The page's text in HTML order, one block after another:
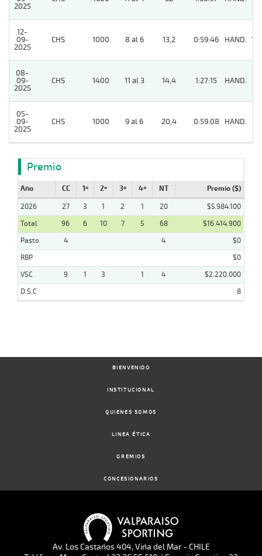
2025
12-
09-
2025
CHS 1000 8 al 6 13,2 0:59:46 HAND. 10
08-
09-
2025
CHS 1400 11 al 3 14,4 1:27:15 HAND.
05-
09-
2025
CHS 1000 9 al 6 20,4 0:59:08 HAND.
Premio
Año CC 1º 2º 3º 4º NT Premio ($)
2026 27 3 1 2 1 20
$5.984.100
Total
96 6 10 7 5 68
$16.414.900
Pasto
4 4
$0
RBP
$0
VSC
9 1 3 1 4
$2.220.000
D.S.C
8
BIENVENIDO
INSTITUCIONAL
QUIENES SOMOS
LINEA ÉTICA
GREMIOS
CONCESIONARIOS
Av. Los Castaños 404, Viña del Mar - CHILE